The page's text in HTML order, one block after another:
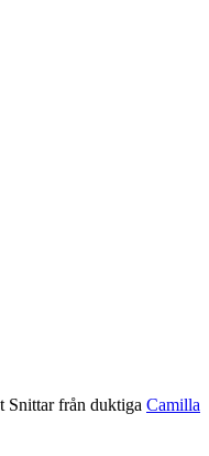
Snittar från duktiga Camilla